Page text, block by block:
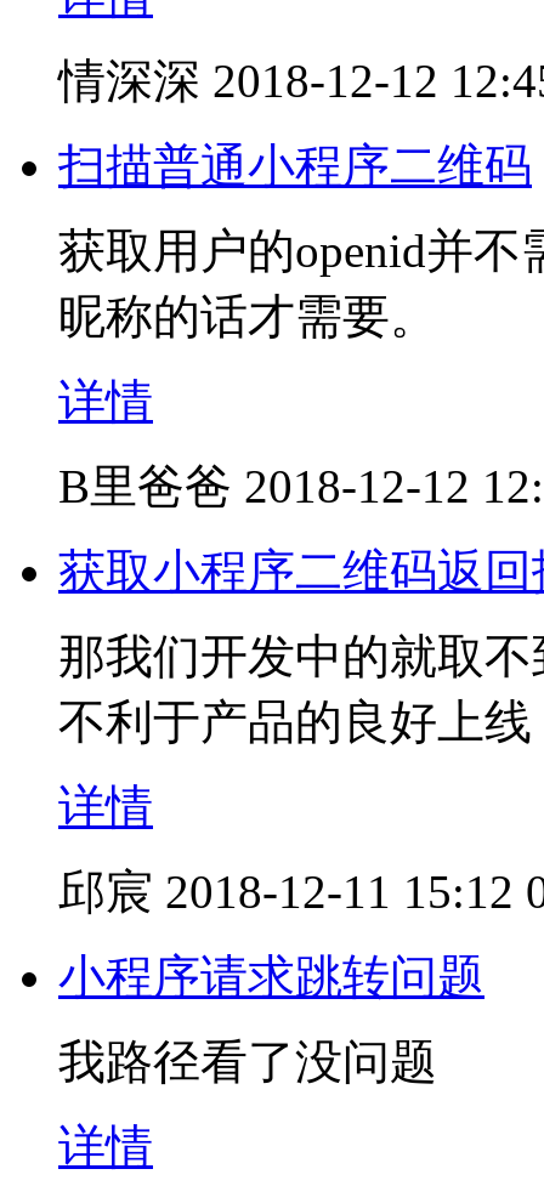
情深深 2018-12-12
扫描普通小程序二维码
获取用户的openid并
昵称的话才需要。
详情
B里爸爸 2018-12-12
获取小程序二维码返回
那我们开发中的就取
不利于产品的良好上线
详情
邱宸 2018-12-11 15:12
小程序请求跳转问题
我路径看了没问题
详情